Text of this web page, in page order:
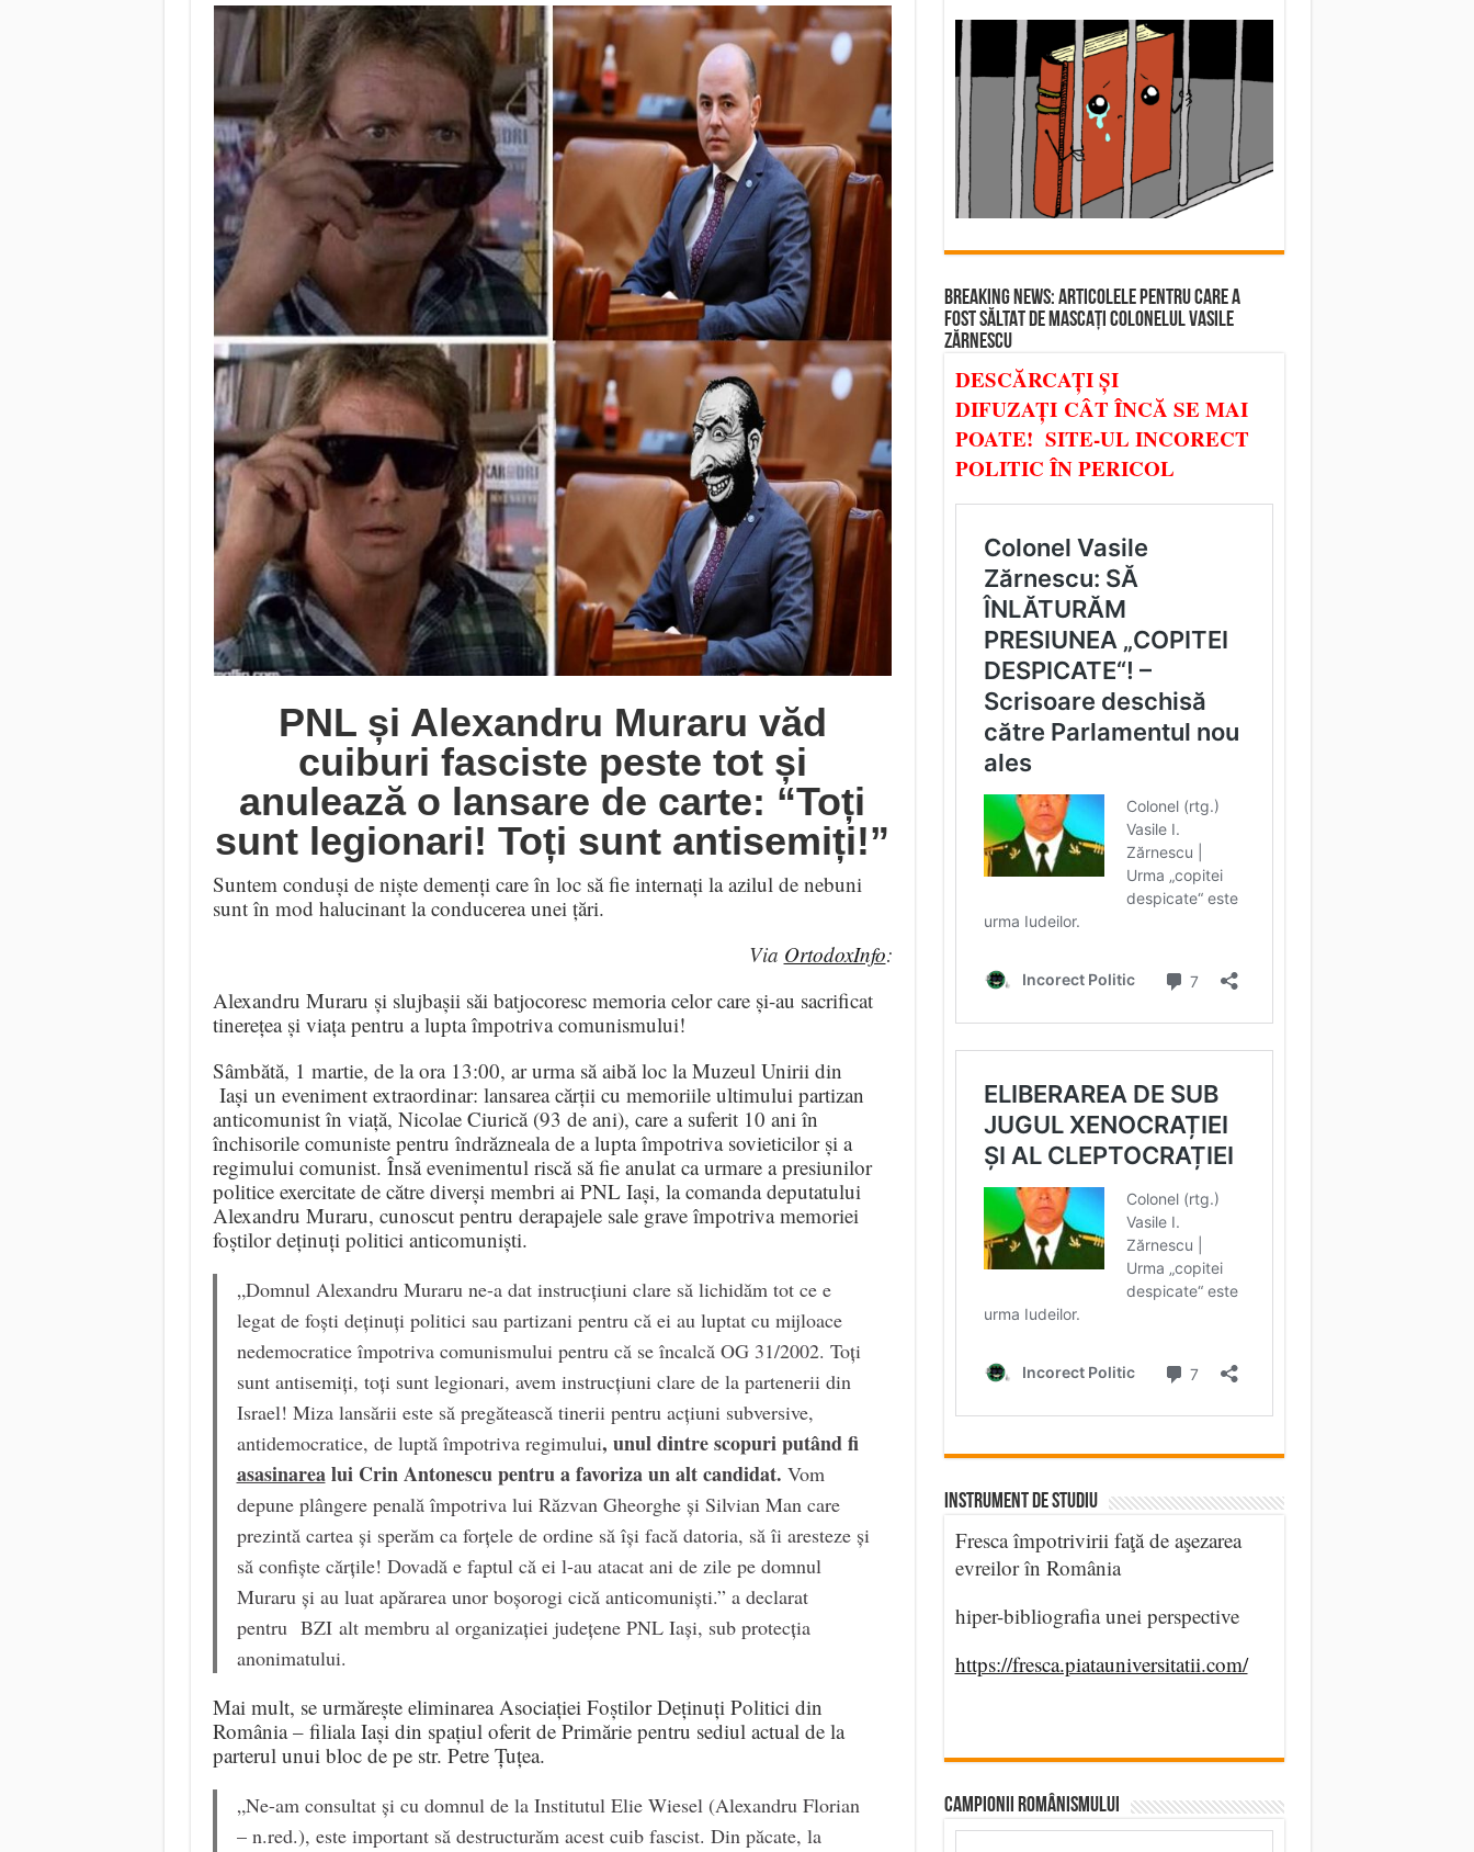
PNL și Alexandru Muraru văd
cuiburi fasciste peste tot și
anulează o lansare de carte: “Toți
sunt legionari! Toți sunt antisemiți!”
Suntem conduși de niște demenți care în loc să fie internați la azilul de nebuni
sunt în mod halucinant la conducerea unei țări.
Via OrtodoxInfo:
Alexandru Muraru și slujbașii săi batjocoresc memoria celor care și-au sacrificat
tinerețea și viața pentru a lupta împotriva comunismului!
Sâmbătă, 1 martie, de la ora 13:00, ar urma să aibă loc la Muzeul Unirii din
Iașiun eveniment extraordinar: lansarea cărții cu memoriile ultimului partizan
anticomunist în viață, Nicolae Ciurică (93 de ani), care a suferit 10 ani în
închisorile comuniste pentru îndrăzneala de a lupta împotriva sovieticilor și a
regimului comunist. Însă evenimentul riscă să fie anulat ca urmare a presiunilor
politice exercitate de către diverși membri ai PNL Iași, la comanda deputatului
Alexandru Muraru, cunoscut pentru derapajele sale grave împotriva memoriei
foștilor deținuți politici anticomuniști.
„Domnul Alexandru Muraru ne-a dat instrucțiuni clare să lichidăm tot ce e
legat de foști deținuți politici sau partizani pentru că ei au luptat cu mijloace
nedemocratice împotriva comunismului pentru că se încalcă OG 31/2002. Toți
sunt antisemiți, toți sunt legionari, avem instrucțiuni clare de la partenerii din
Israel! Miza lansării este să pregătească tinerii pentru acțiuni subversive,
antidemocratice, de luptă împotriva regimului, unul dintre scopuri putând fi
asasinarealui Crin Antonescu pentru a favoriza un alt candidat. Vom
depune plângere penală împotriva lui Răzvan Gheorghe și Silvian Man care
prezintă cartea și sperăm ca forțele de ordine să își facă datoria, să îi aresteze și
să confiște cărțile! Dovadă e faptul că ei l-au atacat ani de zile pe domnul
Muraru și au luat apărarea unor boșorogi cică anticomuniști.” a declarat
pentru BZIalt membru al organizației județene PNL Iași, sub protecția
anonimatului.
Mai mult, se urmărește eliminarea Asociației Foștilor Deținuți Politici din
România – filiala Iași din spațiul oferit de Primărie pentru sediul actual de la
parterul unui bloc de pe str. Petre Țuțea.
„Ne-am consultat și cu domnul de la Institutul Elie Wiesel (Alexandru Florian
– n.red.), este important să destructurăm acest cuib fascist. Din păcate, la
BREAKING NEWS: ARTICOLELE PENTRU CARE A
FOST SĂLTAT DE MASCAȚI COLONELUL VASILE
ZĂRNESCU
DESCĂRCAȚI ȘI
DIFUZAȚI CÂT ÎNCĂ SE MAI
POATE! SITE-UL INCORECT
POLITIC ÎN PERICOL
INSTRUMENT DE STUDIU
Fresca împotrivirii faţă de aşezarea
evreilor în România
hiper-bibliografia unei perspective
https://fresca.piatauniversitatii.com/
CAMPIONII ROMÂNISMULUI